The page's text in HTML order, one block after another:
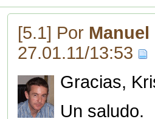
[5.1] Por
27.01.11/13:53
Gracias,
Un saludo.